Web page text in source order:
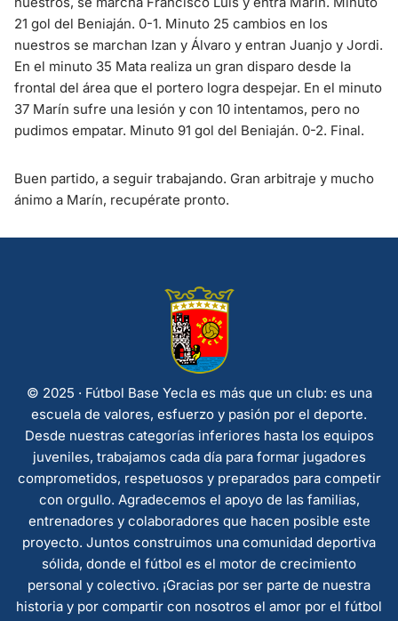
21 gol del Beniaján. 0-1. Minuto 25 cambios en los
nuestros se marchan Izan y Álvaro y entran Juanjo y Jordi.
En el minuto 35 Mata realiza un gran disparo desde la
frontal del área que el portero logra despejar. En el minuto
37 Marín sufre una lesión y con 10 intentamos, pero no
pudimos empatar. Minuto 91 gol del Beniaján. 0-2. Final.
Buen partido, a seguir trabajando. Gran arbitraje y mucho
ánimo a Marín, recupérate pronto.
© 2025 · Fútbol Base Yecla es más que un club: es una
escuela de valores, esfuerzo y pasión por el deporte.
Desde nuestras categorías inferiores hasta los equipos
juveniles, trabajamos cada día para formar jugadores
comprometidos, respetuosos y preparados para competir
con orgullo. Agradecemos el apoyo de las familias,
entrenadores y colaboradores que hacen posible este
proyecto. Juntos construimos una comunidad deportiva
sólida, donde el fútbol es el motor de crecimiento
personal y colectivo. ¡Gracias por ser parte de nuestra
historia y por compartir con nosotros el amor por el fútbol